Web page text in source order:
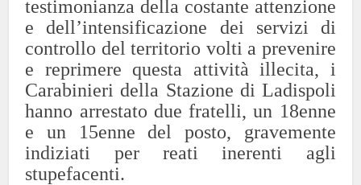
testimonianza della costante attenzione
e dell’intensificazione dei servizi di
controllo del territorio volti a prevenire
e reprimere questa attività illecita, i
Carabinieri della Stazione di Ladispoli
hanno arrestato due fratelli, un 18enne
e un 15enne del posto, gravemente
indiziati per reati inerenti agli
stupefacenti.